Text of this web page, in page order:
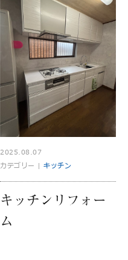
2025.08.07
カテゴリー |キッチン
キッチンリフォー
ム